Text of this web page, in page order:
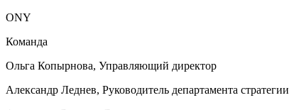
ONY
Команда
Ольга Копырнова, Управляющий директор
Александр Леднев, Руководитель департамента стратегии